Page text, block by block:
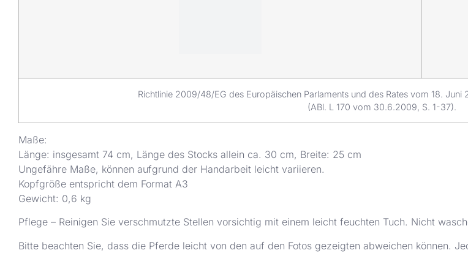
Richtlinie 2009/48/EG des Europäischen Parlaments und des Rates vom 18.
(ABl. L 170 vom 30.6.2009, S. 1-37).
Maße:
Länge: insgesamt 74 cm, Länge des Stocks allein ca. 30 cm, Breite: 25 cm
Ungefähre Maße, können aufgrund der Handarbeit leicht variieren.
Kopfgröße entspricht dem Format A3
Gewicht: 0,6 kg
Pflege – Reinigen Sie verschmutzte Stellen vorsichtig mit einem leicht feuchten Tuch. Nicht
Bitte beachten Sie, dass die Pferde leicht von den auf den Fotos gezeigten abweichen können.